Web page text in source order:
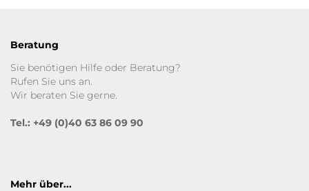
Beratung
Sie benötigen Hilfe oder Beratung?
Rufen Sie uns an.
Wir beraten Sie gerne.
Tel.: +49 (0)40 63 86 09 90
Mehr über...